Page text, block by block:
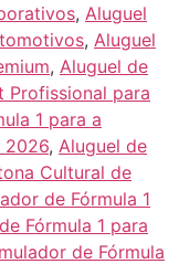
, Aluguel
, Aluguel
, Aluguel de
Profissional para
1 para a
2026, Aluguel de
Cultural de
de Fórmula 1
Fórmula 1 para
de Fórmula